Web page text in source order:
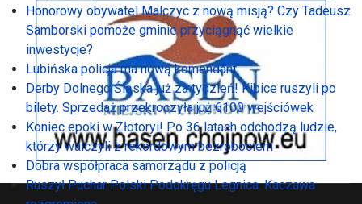
Honorowy obywatel Malczyc z nową misją? Czy Tadeusz
Samborski pomoże gminie przyciągnąć wielkie
inwestycje?
Lubińska policja ma nową komendant
Derby Dolnego Śląska już za tydzień! Kibice ruszyli po
bilety. Sprzedaż przekroczyła już 6100 wejściówek
Koniec epoki w Złotoryi! Po 36 latach odchodzą ludzie,
którzy walczyli z rekordowym bezrobociem
Dobra współpraca samorządu z policją
Ruszył Puchar Polski Podokręgu Legnica. Kaczawa